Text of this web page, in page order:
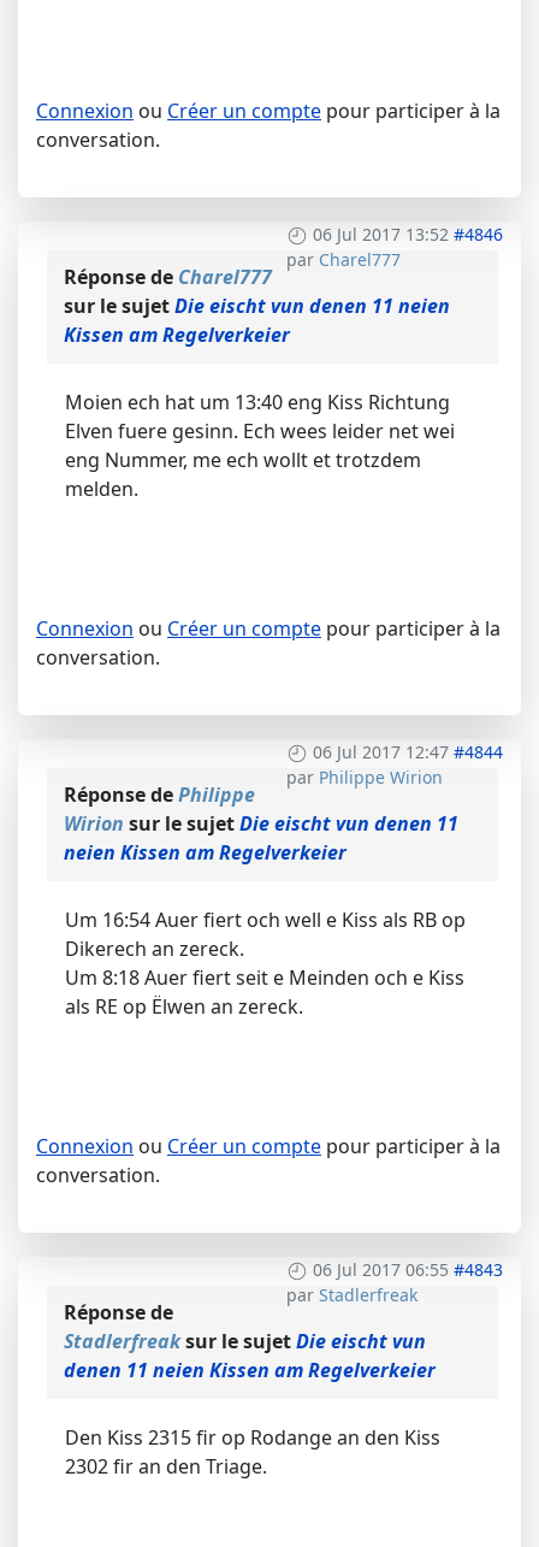
Connexion ou Créer un compte pour participer à la
conversation.
06 Jul 2017 13:52 #4846
par Charel777
Réponse de Charel777
sur le sujetDie eischt vun denen 11 neien
Kissen am Regelverkeier
Moien ech hat um 13:40 eng Kiss Richtung
Elven fuere gesinn. Ech wees leider net wei
eng Nummer, me ech wollt et trotzdem
melden.
Connexion ou Créer un compte pour participer à la
conversation.
06 Jul 2017 12:47 #4844
par Philippe Wirion
Réponse dePhilippe
Wirion sur le sujetDie eischt vun denen 11
neien Kissen am Regelverkeier
Um 16:54 Auer fiert och well e Kiss als RB op
Dikerech an zereck.
Um 8:18 Auer fiert seit e Meinden och e Kiss
als RE op Ëlwen an zereck.
Connexion ou Créer un compte pour participer à la
conversation.
06 Jul 2017 06:55 #4843
par Stadlerfreak
Réponse de
Stadlerfreaksur le sujetDie eischt vun
denen 11 neien Kissen am Regelverkeier
Den Kiss 2315 fir op Rodange an den Kiss
2302 fir an den Triage.